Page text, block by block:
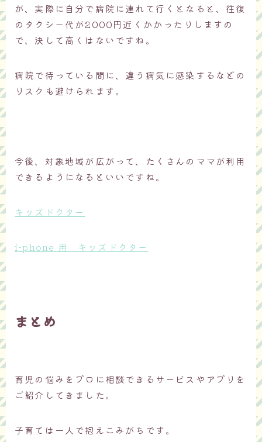
が、実際に自分で病院に連れて行くとなると、往復
のタクシー代が2000円近くかかったりしますの
で、決して高くはないですね。
病院で待っている間に、違う病気に感染するなどの
リスクも避けられます。
今後、対象地域が広がって、たくさんのママが利用
できるようになるといいですね。
キッズドクター
i-phone 用 キッズドクター
まとめ
育児の悩みをプロに相談できるサービスやアプリを
ご紹介してきました。
子育ては一人で抱えこみがちです。